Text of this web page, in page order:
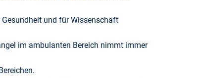
und für Wissenschaft
im ambulanten Bereich nimmt immer